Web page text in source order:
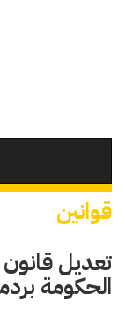
قوانين
تعديل
الحكومة بردمها